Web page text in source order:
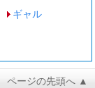
ギャル
ページの先頭へ ▲